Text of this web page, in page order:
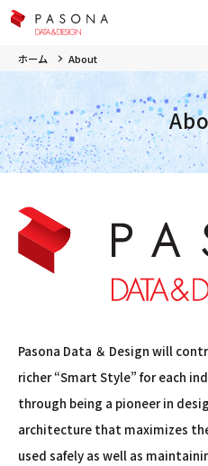
ホーム About
Pasona Data ＆ Design will
richer “Smart Style” for each
through being a pioneer in
architecture that maximizes
used safely as well as